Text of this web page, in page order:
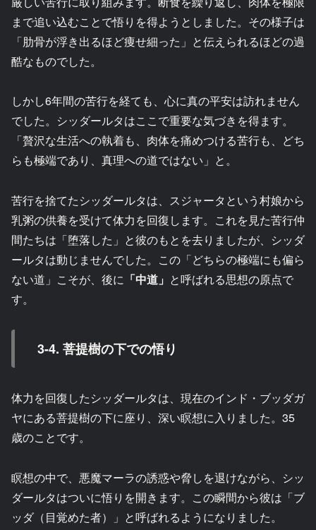
まで追い込むことで悟りを得ようとしました。その様子は
「肋骨が浮き出るほど痩せ細った」と伝えられるほどの過
酷なものでした。
しかし6年間の苦行を経ても、心に真の平安は訪れません
でした。シッダールタはここで重要な気づきを得ます。
「贅沢な生活への執着も、肉体を痛めつける苦行も、どち
らも極端であり、真理への道ではない」と。
苦行を捨てたシッダールタは、スジャータという村娘から
乳粥の供養を受けて体力を回復します。これを見た苦行仲
間たちは「堕落した」と彼のもとを去りましたが、シッダ
ールタは動じませんでした。この「どちらの極端にも偏ら
ない道」こそが、後に 「中道」 と呼ばれる思想の原点で
す。
3-4. 菩提樹の下での悟り
体力を回復したシッダールタは、現在のインド・ブッダガ
ヤにある菩提樹の下に座り、深い瞑想に入りました。35
歳のことです。
瞑想の中で、悪魔マーラの誘惑や脅しを退けながら、シッ
ダールタはついに悟りを開きます。この瞬間から彼は「ブ
ッダ（目覚めた者）」と呼ばれるようになりました。